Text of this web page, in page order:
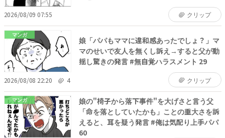
2026/08/09 07:55 クリップ
マンガ
娘「パパもママに違和感あったでしょ？」マ
マのせいで友人を無くし訴え→すると父が動
揺し驚きの発言 #無自覚ハラスメント 29
2026/08/08 22:20 4 クリップ
マンガ
娘の"椅子から落下事件"を大げさと言う父
「命を落としていたかも」ことの重大さを訴
えると、耳を疑う発言 #俺は気配り上手パパ
60